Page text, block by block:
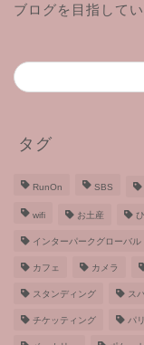
ブログを目指して
タグ
RunOn SBS
wifi お土産
インターパークグローバル
カフェ カメラ
スタンディング ス
チケッティング パ